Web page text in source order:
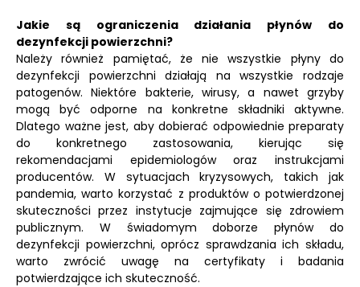
Jakie są ograniczenia działania płynów do
dezynfekcji powierzchni?
Należy również pamiętać, że nie wszystkie płyny do
dezynfekcji powierzchni działają na wszystkie rodzaje
patogenów. Niektóre bakterie, wirusy, a nawet grzyby
mogą być odporne na konkretne składniki aktywne.
Dlatego ważne jest, aby dobierać odpowiednie preparaty
do konkretnego zastosowania, kierując się
rekomendacjami epidemiologów oraz instrukcjami
producentów. W sytuacjach kryzysowych, takich jak
pandemia, warto korzystać z produktów o potwierdzonej
skuteczności przez instytucje zajmujące się zdrowiem
publicznym. W świadomym doborze płynów do
dezynfekcji powierzchni, oprócz sprawdzania ich składu,
warto zwrócić uwagę na certyfikaty i badania
potwierdzające ich skuteczność.